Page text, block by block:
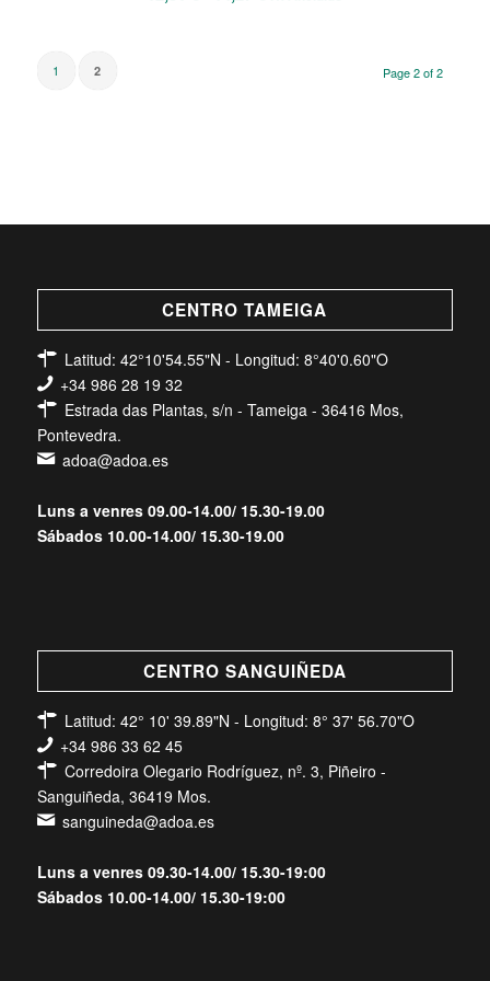
Page 2 of 2
1 2
CENTRO TAMEIGA
Latitud: 42°10'54.55"N - Longitud: 8°40'0.60"O
+34 986 28 19 32
Estrada das Plantas, s/n - Tameiga - 36416 Mos,
Pontevedra.
adoa@adoa.es
Luns a venres 09.00-14.00/ 15.30-19.00
Sábados 10.00-14.00/ 15.30-19.00
CENTRO SANGUIÑEDA
Latitud: 42° 10' 39.89"N - Longitud: 8° 37' 56.70"O
+34 986 33 62 45
Corredoira Olegario Rodríguez, nº. 3, Piñeiro -
Sanguiñeda, 36419 Mos.
sanguineda@adoa.es
Luns a venres 09.30-14.00/ 15.30-19:00
Sábados 10.00-14.00/ 15.30-19:00